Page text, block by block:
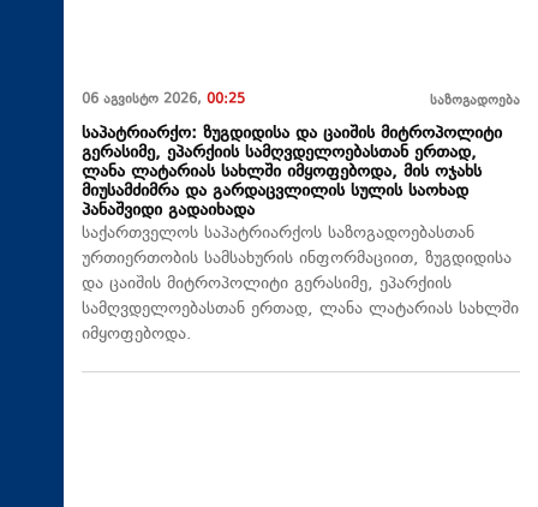
06 აგვისტო 2026, 00:25 საზოგადოება
საპატრიარქო: ზუგდიდისა და ცაიშის მიტროპოლიტი
გერასიმე, ეპარქიის სამღვდელოებასთან ერთად,
ლანა ლატარიას სახლში იმყოფებოდა, მის ოჯახს
მიუსამძიმრა და გარდაცვლილის სულის საოხად
პანაშვიდი გადაიხადა
საქართველოს საპატრიარქოს საზოგადოებასთან
ურთიერთობის სამსახურის ინფორმაციით, ზუგდიდისა
და ცაიშის მიტროპოლიტი გერასიმე, ეპარქიის
სამღვდელოებასთან ერთად, ლანა ლატარიას სახლში
იმყოფებოდა.